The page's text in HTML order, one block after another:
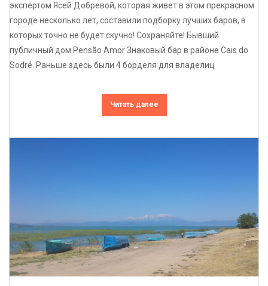
экспертом Ясей Добревой, которая живет в этом прекрасном
городе несколько лет, составили подборку лучших баров, в
которых точно не будет скучно! Сохраняйте! Бывший
публичный дом Pensão Amor Знаковый бар в районе Cais do
Sodré. Раньше здесь были 4 борделя для владелиц
Читать далее